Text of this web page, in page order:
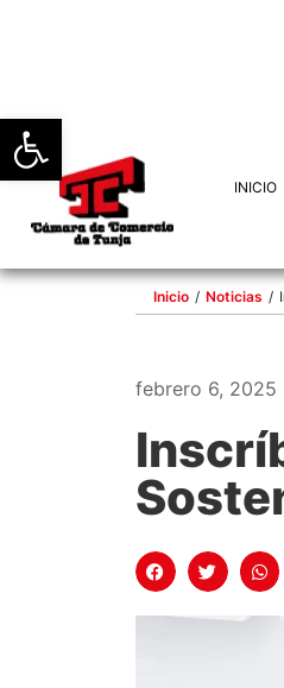
Abrir barra de
INICIO
Inicio / Noticias /
febrero 6, 2025